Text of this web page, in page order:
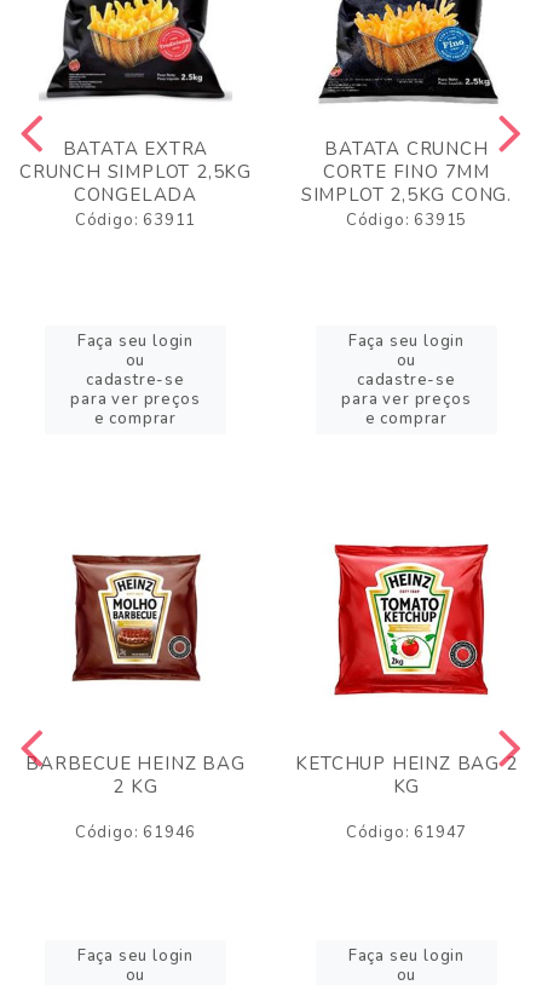
BATATA EXTRA
CRUNCH SIMPLOT 2,5KG
CONGELADA
Código: 63911
Faça seu login
ou
cadastre-se
para ver preços
e comprar
BATATA CRUNCH
CORTE FINO 7MM
SIMPLOT 2,5KG CONG.
Código: 63915
Faça seu login
ou
cadastre-se
para ver preços
e comprar
BARBECUE HEINZ BAG
2 KG
Código: 61946
Faça seu login
ou
KETCHUP HEINZ BAG 2
KG
Código: 61947
Faça seu login
ou